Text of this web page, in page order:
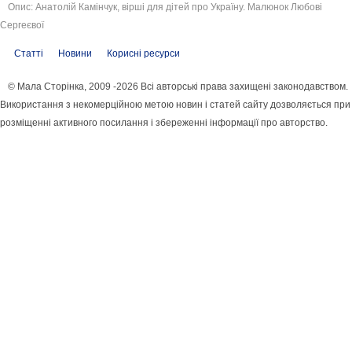
Опис: Анатолій Камінчук, вірші для дітей про Україну. Малюнок Любові
Сергеєвої
Статті Новини Корисні ресурси
© Мала Сторінка, 2009 -2026 Всі авторські права захищені законодавством.
Використання з некомерційною метою новин і статей сайту дозволяється при
розміщенні активного посилання і збереженні інформації про авторство.